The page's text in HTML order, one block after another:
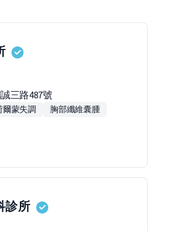
三路487號
爾蒙失調
胸部纖維囊腫
診所